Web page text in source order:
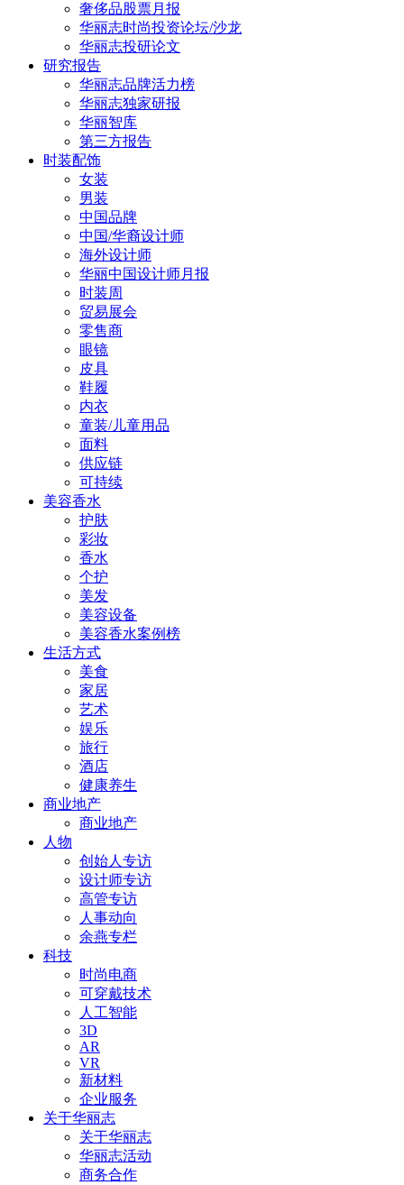
奢侈品股票月报
华丽志时尚投资论坛/沙龙
华丽志投研论文
研究报告
华丽志品牌活力榜
华丽志独家研报
华丽智库
第三方报告
时装配饰
女装
男装
中国品牌
中国/华裔设计师
海外设计师
华丽中国设计师月报
时装周
贸易展会
零售商
眼镜
皮具
鞋履
内衣
童装/儿童用品
面料
供应链
可持续
美容香水
护肤
彩妆
香水
个护
美发
美容设备
美容香水案例榜
生活方式
美食
家居
艺术
娱乐
旅行
酒店
健康养生
商业地产
商业地产
人物
创始人专访
设计师专访
高管专访
人事动向
余燕专栏
科技
时尚电商
可穿戴技术
人工智能
3D
AR
VR
新材料
企业服务
关于华丽志
关于华丽志
华丽志活动
商务合作